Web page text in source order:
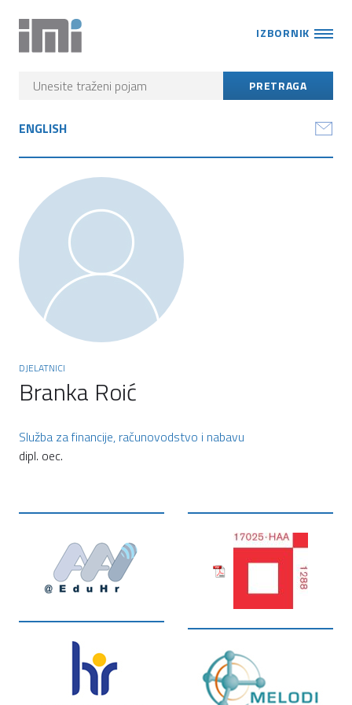
IZBORNIK
ENGLISH
DJELATNICI
Branka Roić
Služba za financije, računovodstvo i nabavu
dipl. oec.